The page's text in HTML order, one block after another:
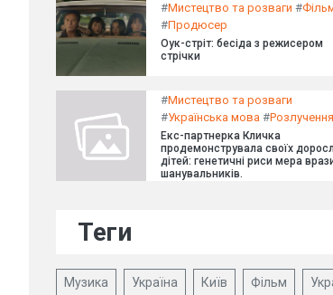
#Мистецтво та розваги #
#Продюсер
Оук-стріт: бесіда з режисером
стрічки
#Мистецтво та розваги
#Українська мова #Розлучення
Екс-партнерка Кличка
продемонструвала своїх
дітей: генетичні риси мера
шанувальників.
Теги
Музика Україна Київ Фільм